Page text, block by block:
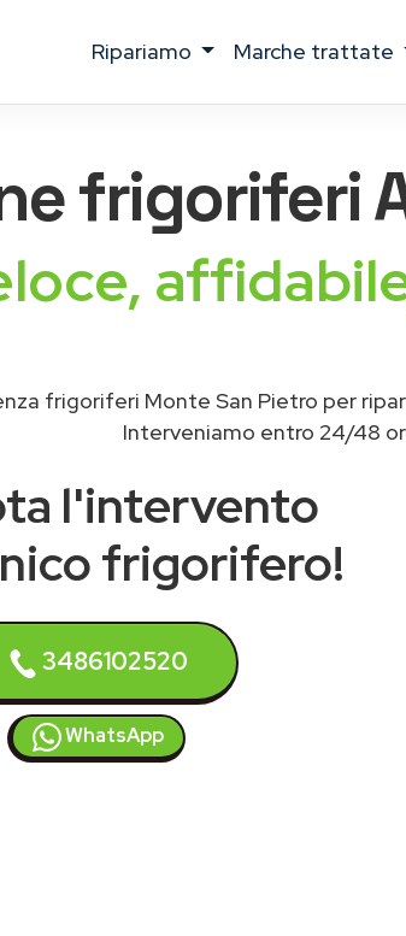
ripariamo marche trattate
frigoriferi
frigoriferi Monte San Pietro per
Interveniamo entro 24/48
l'intervento
frigorifero!
3486102520
WhatsApp